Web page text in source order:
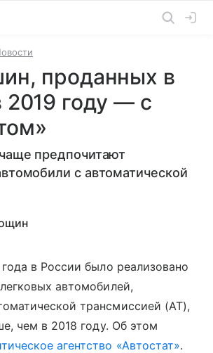
проданных в
2019 году — с
предпочитают
с автоматической
в России было реализовано
автомобилей,
трансмиссией (АТ),
чем в 2018 году. Об этом
агентство «Автостат».